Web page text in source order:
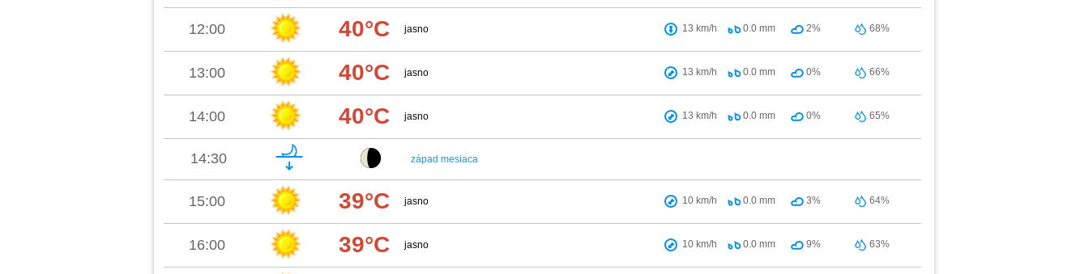
12:00 40°C jasno 13 km/h 0.0 mm 2% 68%
13:00 40°C jasno 13 km/h 0.0 mm 0% 66%
14:00 40°C jasno 13 km/h 0.0 mm 0% 65%
14:30 západ mesiaca
15:00 39°C jasno 10 km/h 0.0 mm 3% 64%
16:00 39°C jasno 10 km/h 0.0 mm 9% 63%